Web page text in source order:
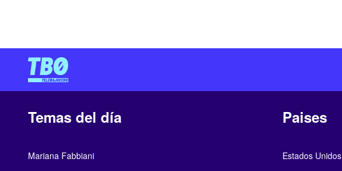
Temas del día
Mariana Fabbiani
Paises
Estados Unidos